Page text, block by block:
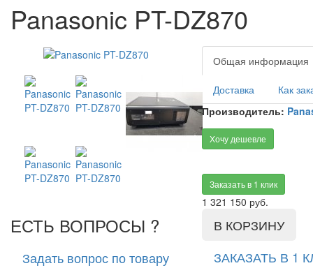
Panasonic PT-DZ870
ЕСТЬ ВОПРОСЫ ?
Задать вопрос по товару
Общая информация
Доставка
Как
Производитель:
Хочу дешевле
Заказать в 1 клик
1 321 150 руб.
В КОРЗИНУ
ЗАКАЗАТЬ В 1